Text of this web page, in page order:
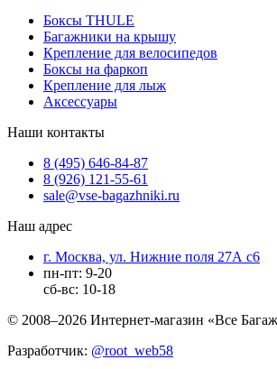
Боксы THULE
Багажники на крышу
Крепление для велосипедов
Боксы на фаркоп
Крепление для лыж
Аксессуары
Наши контакты
8 (495) 646-84-87
8 (926) 121-55-61
sale@vse-bagazhniki.ru
Наш адрес
г. Москва, ул. Нижние поля 27А с6
пн-пт: 9-20
сб-вс: 10-18
© 2008–2026 Интернет-магазин «Все
Разработчик: @root_web58